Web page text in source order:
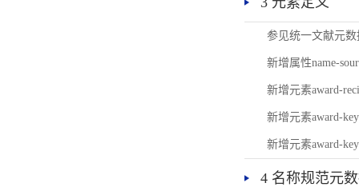
参见统一文献元
新增属性name-
新增元素award-
新增元素award-
新增元素award-
4 名称规范元